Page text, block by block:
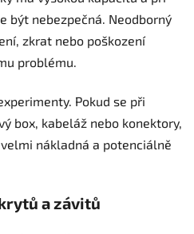
být nebezpečná. Neodborný
zkrat nebo poškození
problému.
Pokud se při
box, kabeláž nebo konektory,
nákladná a potenciálně
a závitů